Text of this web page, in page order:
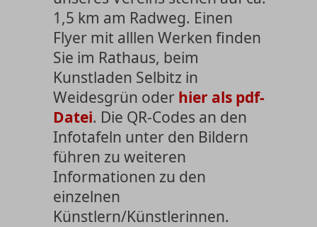
1,5 km am Radweg. Einen
Flyer mit alllen Werken finden
Sie im Rathaus, beim
Kunstladen Selbitz in
Weidesgrün oder hier als pdf-
Datei. Die QR-Codes an den
Infotafeln unter den Bildern
führen zu weiteren
Informationen zu den
einzelnen
Künstlern/Künstlerinnen.